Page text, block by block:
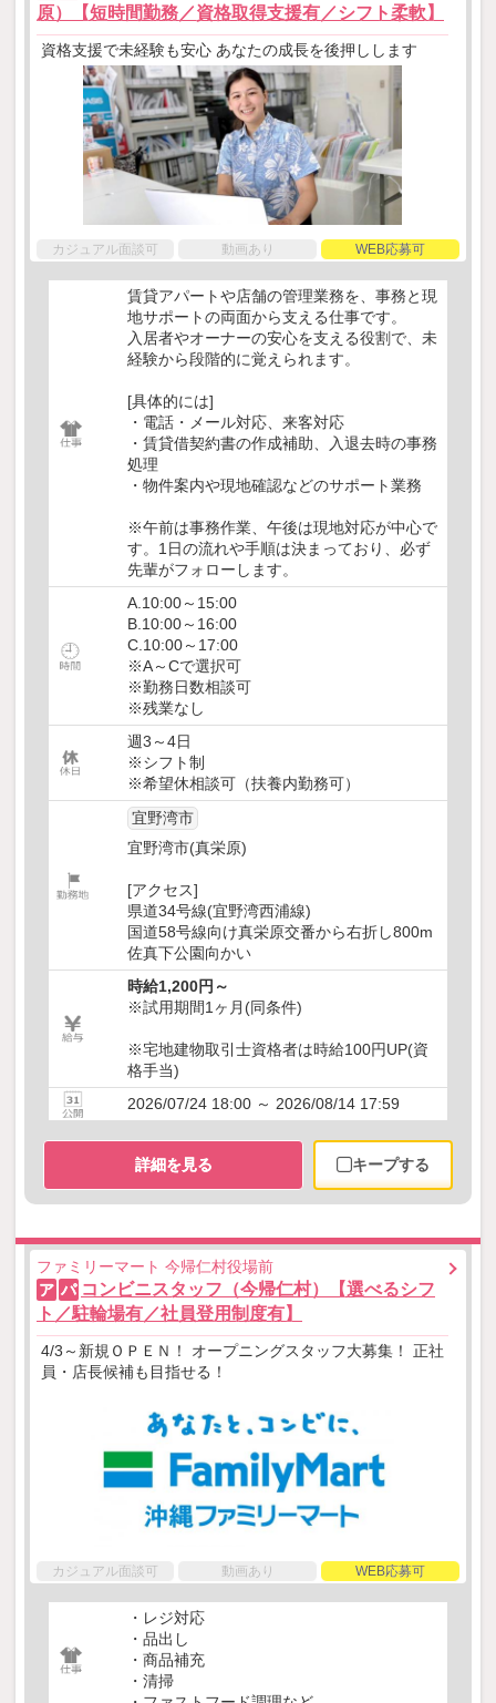
原）【短時間勤務／資格取得支援有／シフト柔軟】
資格支援で未経験も安心 あなたの成長を後押しします
カジュアル面談可 動画あり WEB応募可
賃貸アパートや店舗の管理業務を、事務と現
地サポートの両面から支える仕事です。
入居者やオーナーの安心を支える役割で、未
経験から段階的に覚えられます。
[具体的には]
・電話・メール対応、来客対応
・賃貸借契約書の作成補助、入退去時の事務
処理
・物件案内や現地確認などのサポート業務
※午前は事務作業、午後は現地対応が中心で
す。1日の流れや手順は決まっており、必ず
先輩がフォローします。
A.10:00～15:00
B.10:00～16:00
C.10:00～17:00
※A～Cで選択可
※勤務日数相談可
※残業なし
週3～4日
※シフト制
※希望休相談可（扶養内勤務可）
宜野湾市
宜野湾市(真栄原)
[アクセス]
県道34号線(宜野湾西浦線)
国道58号線向け真栄原交番から右折し800m
佐真下公園向かい
時給1,200円～
※試用期間1ヶ月(同条件)
※宅地建物取引士資格者は時給100円UP(資
格手当)
2026/07/24 18:00 ～ 2026/08/14 17:59
詳細を見る キープする
ファミリーマート 今帰仁村役場前
ア パ コンビニスタッフ（今帰仁村）【選べるシフ
ト／駐輪場有／社員登用制度有】
4/3～新規ＯＰＥＮ！ オープニングスタッフ大募集！ 正社
員・店長候補も目指せる！
カジュアル面談可 動画あり WEB応募可
・レジ対応
・品出し
・商品補充
・清掃